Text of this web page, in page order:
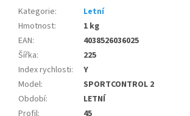
Kategorie:
Letní
Hmotnost:
1 kg
EAN:
4038526036025
Šířka:
225
Index rychlosti:
Y
Model:
SPORTCONTROL 2
Období:
LETNÍ